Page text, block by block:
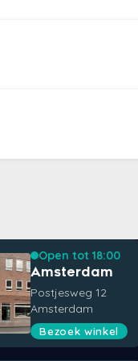
Open tot 18:00
Amsterdam
Postjesweg 12
Amsterdam
Bezoek winkel